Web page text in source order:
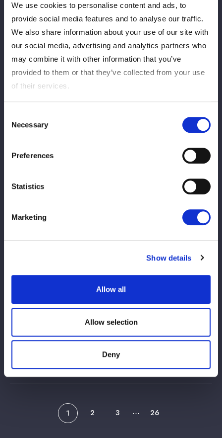
We use cookies to personalise content and ads, to
provide social media features and to analyse our traffic.
We also share information about your use of our site with
our social media, advertising and analytics partners who
may combine it with other information that you’ve
provided to them or that they’ve collected from your use
of their services.
Selection
Necessary
Preferences
Statistics
Marketing
Show details
Allow all
Allow selection
Deny
を開催！
2026/07/29
【8/2 お渡し会情報】栃木・宇都宮大会に
て妃南選手のポートレートお渡し会を開
【8/1 お渡し会情報】宮城・仙台大会にて
Información del torneo
2026」チケット販売スケジュール変更のお
Información del torneo
【7/28 お渡し会情報】東京・後楽園ホー
ル大会にてなつぽい選手のポートレートお
渡し会を開催！
2026/07/23 Información del torneo
【ゲスト出演】7/25金沢大会にて女子ハン
ドボールチーム・ハニービー石川の選手来
場が決定！
1 2 3 ⋯ 26